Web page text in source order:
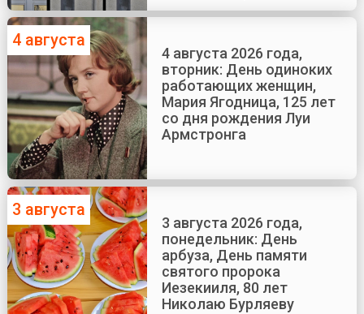
4 августа
4 августа 2026 года,
вторник: День одиноких
работающих женщин,
Мария Ягодница, 125 лет
со дня рождения Луи
Армстронга
3 августа
3 августа 2026 года,
понедельник: День
арбуза, День памяти
святого пророка
Иезекииля, 80 лет
Николаю Бурляеву